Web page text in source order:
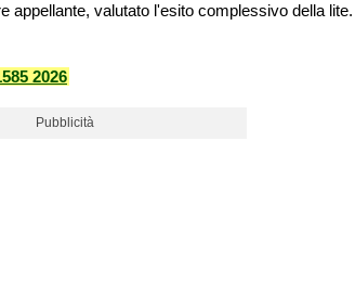
appellante, valutato l'esito complessivo della lite.
2026
Pubblicità